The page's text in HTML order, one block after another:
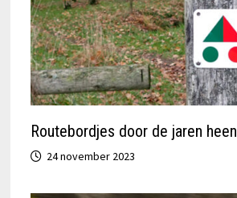
Routebordjes door de jaren heen
24 november 2023